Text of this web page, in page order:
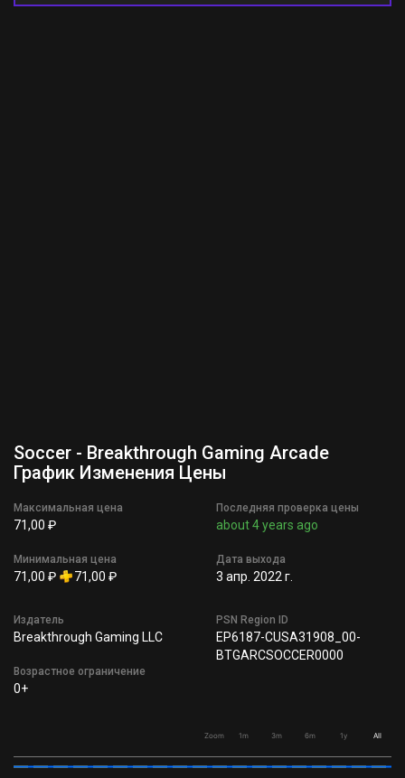
Soccer - Breakthrough Gaming Arcade
График Изменения Цены
Максимальная цена
71,00 ₽
Минимальная цена
71,00 ₽ 71,00 ₽
Последняя проверка цены
about 4 years ago
Дата выхода
3 апр. 2022 г.
Издатель
Breakthrough Gaming LLC
Возрастное ограничение
0+
PSN Region ID
EP6187-CUSA31908_00-
BTGARCSOCCER0000
Zoom 1m 3m 6m 1y All